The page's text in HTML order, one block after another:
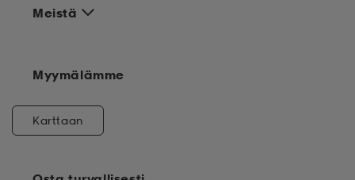
Meistä
Myymälämme
Karttaan